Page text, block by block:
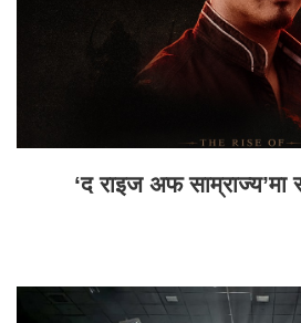
‘द राइज अफ साम्राज्य’मा